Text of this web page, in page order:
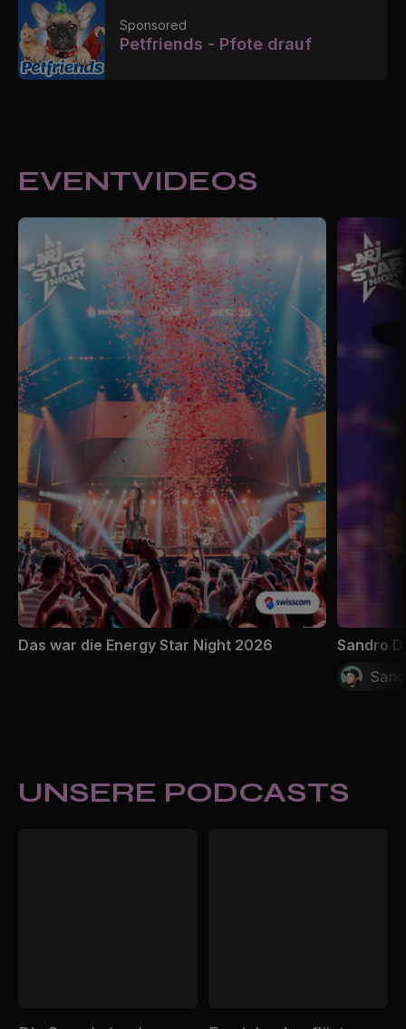
Sponsored
Petfriends - Pfote drauf
EVENTVIDEOS
Das war die Energy Star Night 2026
Sandro
UNSERE PODCASTS